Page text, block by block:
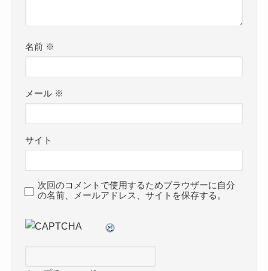
名前 ※
メール ※
サイト
次回のコメントで使用するためブラウザーに自分
の名前、メールアドレス、サイトを保存する。